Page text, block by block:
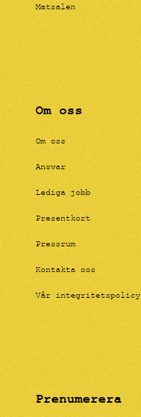
Matsalen
Om oss
Om oss
Ansvar
Lediga jobb
Presentkort
Pressrum
Kontakta oss
Vår integritetspolicy
Prenumerera